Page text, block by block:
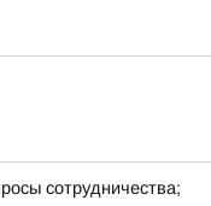
сотрудничества;